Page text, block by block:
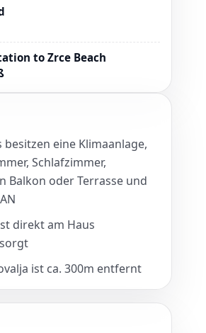
to Zrce Beach
eine Klimaanlage,
Schlafzimmer,
Balkon oder Terrasse und
direkt am Haus
ist ca. 300m entfernt